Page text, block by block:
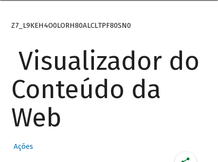
Z7_L9KEH4O0LORH80ALCLTPF80SN0
Visualizador do
Conteúdo da
Web
Ações